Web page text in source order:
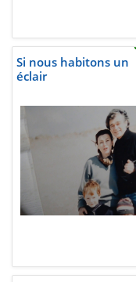
Si nous habitons un
éclair